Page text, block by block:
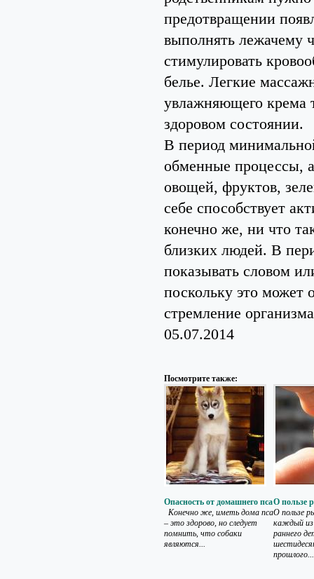
предотвращении
выполнять лежачему
стимулировать
белье. Легкие
увлажняющего крема
здоровом состоянии.
В период
обменные процессы,
овощей, фруктов,
себе способствует
конечно же, ни что
близких людей. В
показывать словом
поскольку это может
стремление
05.07.2014
Посмотрите также:
Опасность от домашнего пса
Конечно же, иметь дома пса
– это здорово, но следует
помнить, что собаки
являются...
О пользе
О пользе
каждый из
раннего
прошлого...